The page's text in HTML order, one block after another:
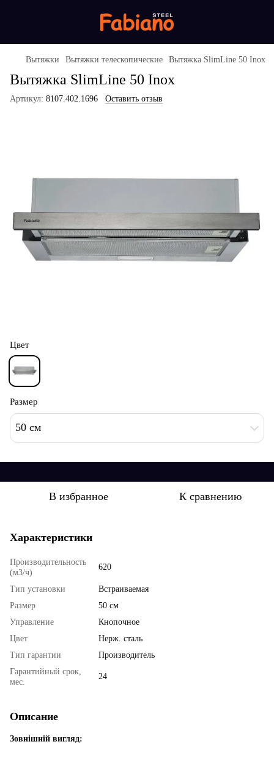
Вытяжки Вытяжки телескопические Вытяжка SlimLine 50 Inox
Вытяжка SlimLine 50 Inox
Артикул: 8107.402.1696 Оставить отзыв
Цвет
Размер
50 см
В избранное К сравнению
Характеристики
Производительность
(м3/ч)
620
Тип установки
Встраиваемая
Размер
50 см
Управление
Кнопочное
Цвет
Нерж. сталь
Тип гарантии
Производитель
Гарантийный срок,
мес.
24
Описание
Зовнішній вигляд: